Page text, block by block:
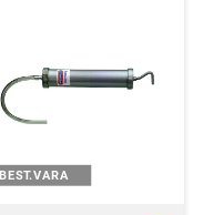
BEST.VARA